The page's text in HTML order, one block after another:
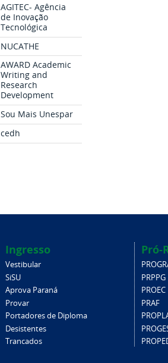
AGITEC- Agência
de Inovação
Tecnológica
NUCATHE
AWARD Academic
Writing and
Research
Development
Sou Mais Unespar
cedh
Ingresso
Vestibular
SiSU
Aprova Paraná
Provar
Portadores de Diploma
Desistentes
Trancados
Pró-
PRPPG
PROEC
PRAF